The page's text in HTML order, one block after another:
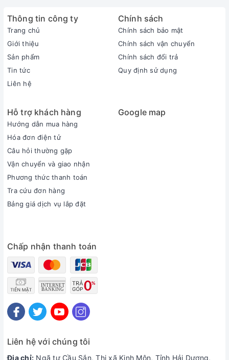
Thông tin công ty
Trang chủ
Giới thiệu
Sản phẩm
Tin tức
Liên hệ
Chính sách
Chính sách bảo mật
Chính sách vận chuyển
Chính sách đổi trả
Quy định sử dụng
Hỗ trợ khách hàng
Hướng dẫn mua hàng
Hóa đơn điện tử
Câu hỏi thường gặp
Vận chuyển và giao nhận
Phương thức thanh toán
Tra cứu đơn hàng
Bảng giá dịch vụ lắp đặt
Google map
Chấp nhận thanh toán
Liên hệ với chúng tôi
Địa chỉ: Ngã tư Cầu Sắn, Thị xã Kinh Môn, Tỉnh Hải Dương,